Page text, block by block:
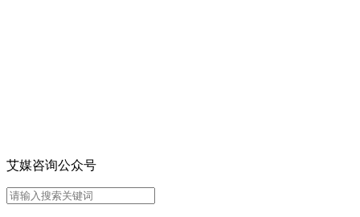
艾媒咨询公众号